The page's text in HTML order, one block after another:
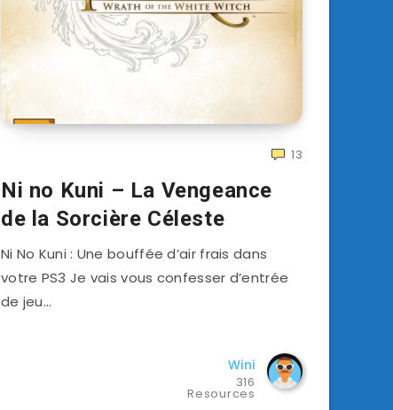
13
Ni no Kuni – La Vengeance
de la Sorcière Céleste
Ni No Kuni : Une bouffée d’air frais dans
votre PS3 Je vais vous confesser d’entrée
de jeu…
Wini
316
Resources